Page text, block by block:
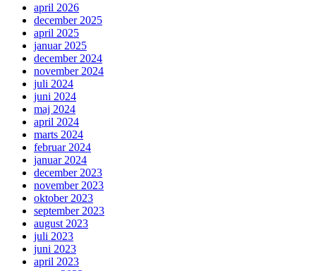
april 2026
december 2025
april 2025
januar 2025
december 2024
november 2024
juli 2024
juni 2024
maj 2024
april 2024
marts 2024
februar 2024
januar 2024
december 2023
november 2023
oktober 2023
september 2023
august 2023
juli 2023
juni 2023
april 2023